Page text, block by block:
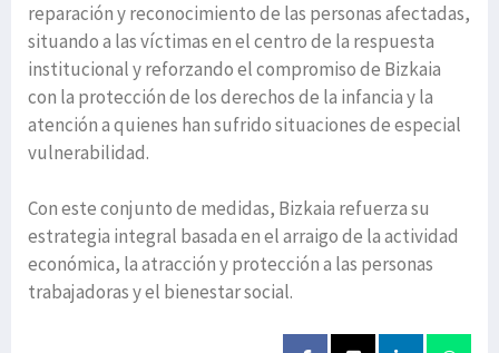
reparación y reconocimiento de las personas afectadas,
situando a las víctimas en el centro de la respuesta
institucional y reforzando el compromiso de Bizkaia
con la protección de los derechos de la infancia y la
atención a quienes han sufrido situaciones de especial
vulnerabilidad.
Con este conjunto de medidas, Bizkaia refuerza su
estrategia integral basada en el arraigo de la actividad
económica, la atracción y protección a las personas
trabajadoras y el bienestar social.